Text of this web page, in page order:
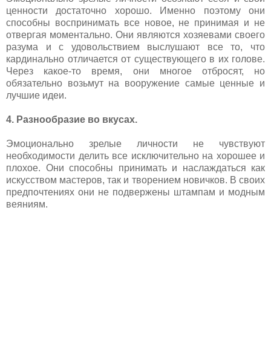
ценности достаточно хорошо. Именно поэтому они
способны воспринимать все новое, не принимая и не
отвергая моментально. Они являются хозяевами своего
разума и с удовольствием выслушают все то, что
кардинально отличается от существующего в их голове.
Через какое-то время, они многое отбросят, но
обязательно возьмут на вооружение самые ценные и
лучшие идеи.
4. Разнообразие во вкусах.
Эмоционально зрелые личности не чувствуют
необходимости делить все исключительно на хорошее и
плохое. Они способны принимать и наслаждаться как
искусством мастеров, так и творением новичков. В своих
предпочтениях они не подвержены штампам и модным
веяниям.